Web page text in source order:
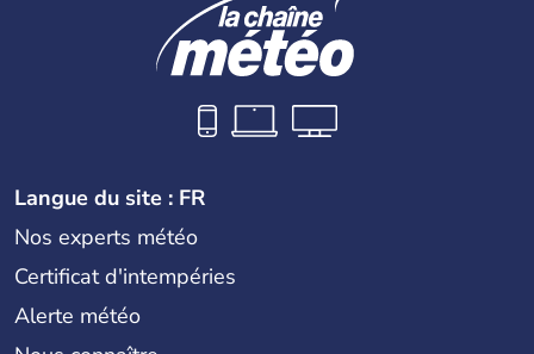
Langue du site : FR
Nos experts météo
Certificat d'intempéries
Alerte météo